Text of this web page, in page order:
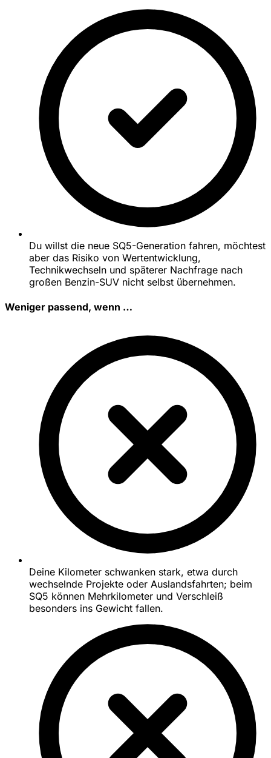
Du willst die neue SQ5-Generation fahren, möchtest
aber das Risiko von Wertentwicklung,
Technikwechseln und späterer Nachfrage nach
großen Benzin-SUV nicht selbst übernehmen.
Weniger passend, wenn …
Deine Kilometer schwanken stark, etwa durch
wechselnde Projekte oder Auslandsfahrten; beim
SQ5 können Mehrkilometer und Verschleiß
besonders ins Gewicht fallen.